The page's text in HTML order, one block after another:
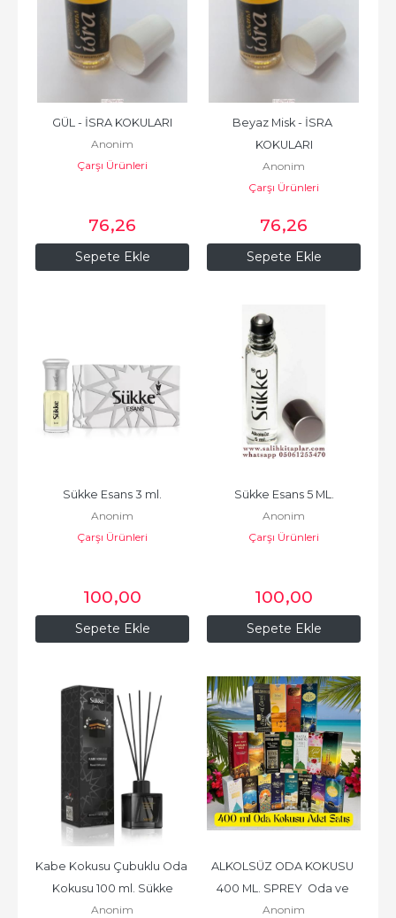
Sepete Ekle
GÜL - İSRA KOKULARI
Anonim
Çarşı Ürünleri
76,26
Sepete Ekle
Beyaz Misk - İSRA
KOKULARI
Anonim
Çarşı Ürünleri
76,26
Sepete Ekle
Sükke Esans 3 ml.
Anonim
Çarşı Ürünleri
100,00
Sepete Ekle
Sükke Esans 5 ML.
Anonim
Çarşı Ürünleri
100,00
Kabe Kokusu Çubuklu Oda
Kokusu 100 ml. Sükke
Anonim
ALKOLSÜZ ODA KOKUSU
400 ML. SPREY  Oda ve
Seccade Kokusu  (ADET
Anonim